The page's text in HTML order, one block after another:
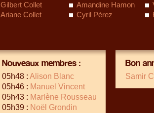
Gilbert Collet
Amandine Hamon
Ariane Collet
Cyril Pérez
Nouveaux membres :
05h48 : Alison Blanc
05h46 : Manuel Vincent
05h43 : Marlène Rousseau
05h39 : Noël Grondin
Bon
Samir